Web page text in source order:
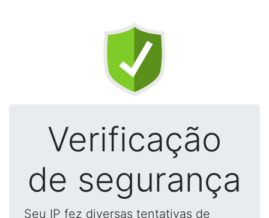
Verificação
de segurança
Seu IP fez diversas tentativas de